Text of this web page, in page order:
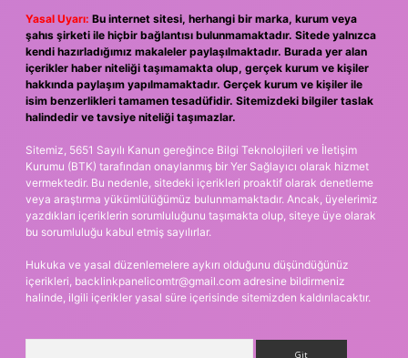
Yasal Uyarı: Bu internet sitesi, herhangi bir marka, kurum veya
şahıs şirketi ile hiçbir bağlantısı bulunmamaktadır. Sitede yalnızca
kendi hazırladığımız makaleler paylaşılmaktadır. Burada yer alan
içerikler haber niteliği taşımamakta olup, gerçek kurum ve kişiler
hakkında paylaşım yapılmamaktadır. Gerçek kurum ve kişiler ile
isim benzerlikleri tamamen tesadüfidir. Sitemizdeki bilgiler taslak
halindedir ve tavsiye niteliği taşımazlar.
Sitemiz, 5651 Sayılı Kanun gereğince Bilgi Teknolojileri ve İletişim
Kurumu (BTK) tarafından onaylanmış bir Yer Sağlayıcı olarak hizmet
vermektedir. Bu nedenle, sitedeki içerikleri proaktif olarak denetleme
veya araştırma yükümlülüğümüz bulunmamaktadır. Ancak, üyelerimiz
yazdıkları içeriklerin sorumluluğunu taşımakta olup, siteye üye olarak
bu sorumluluğu kabul etmiş sayılırlar.
Hukuka ve yasal düzenlemelere aykırı olduğunu düşündüğünüz
içerikleri, backlinkpanelicomtr@gmail.com adresine bildirmeniz
halinde, ilgili içerikler yasal süre içerisinde sitemizden kaldırılacaktır.